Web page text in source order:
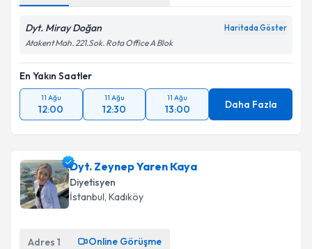
Dyt. Miray Doğan Haritada Göster
Atakent Mah. 221.Sok. Rota Office A Blok
En Yakın Saatler
11 Ağu
12:00
11 Ağu
12:30
11 Ağu
13:00 Daha Fazla
Dyt. Zeynep Yaren Kaya
Diyetisyen
İstanbul, Kadıköy
Adres 1 Online Görüşme